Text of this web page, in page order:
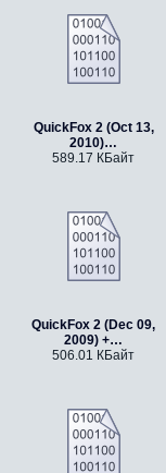
QuickFox 2 (Oct 13,
2010)…
589.17 КБайт
QuickFox 2 (Dec 09,
2009) +…
506.01 КБайт